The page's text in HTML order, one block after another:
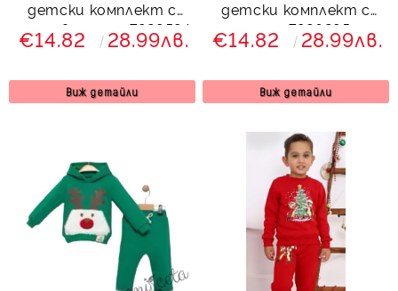
детски комплект с
панда в зелено 7929584
€14.82 28.99лв.
Виж детайли
детски комплект с
панда 7926295
€14.82 28.99лв.
Виж детайли